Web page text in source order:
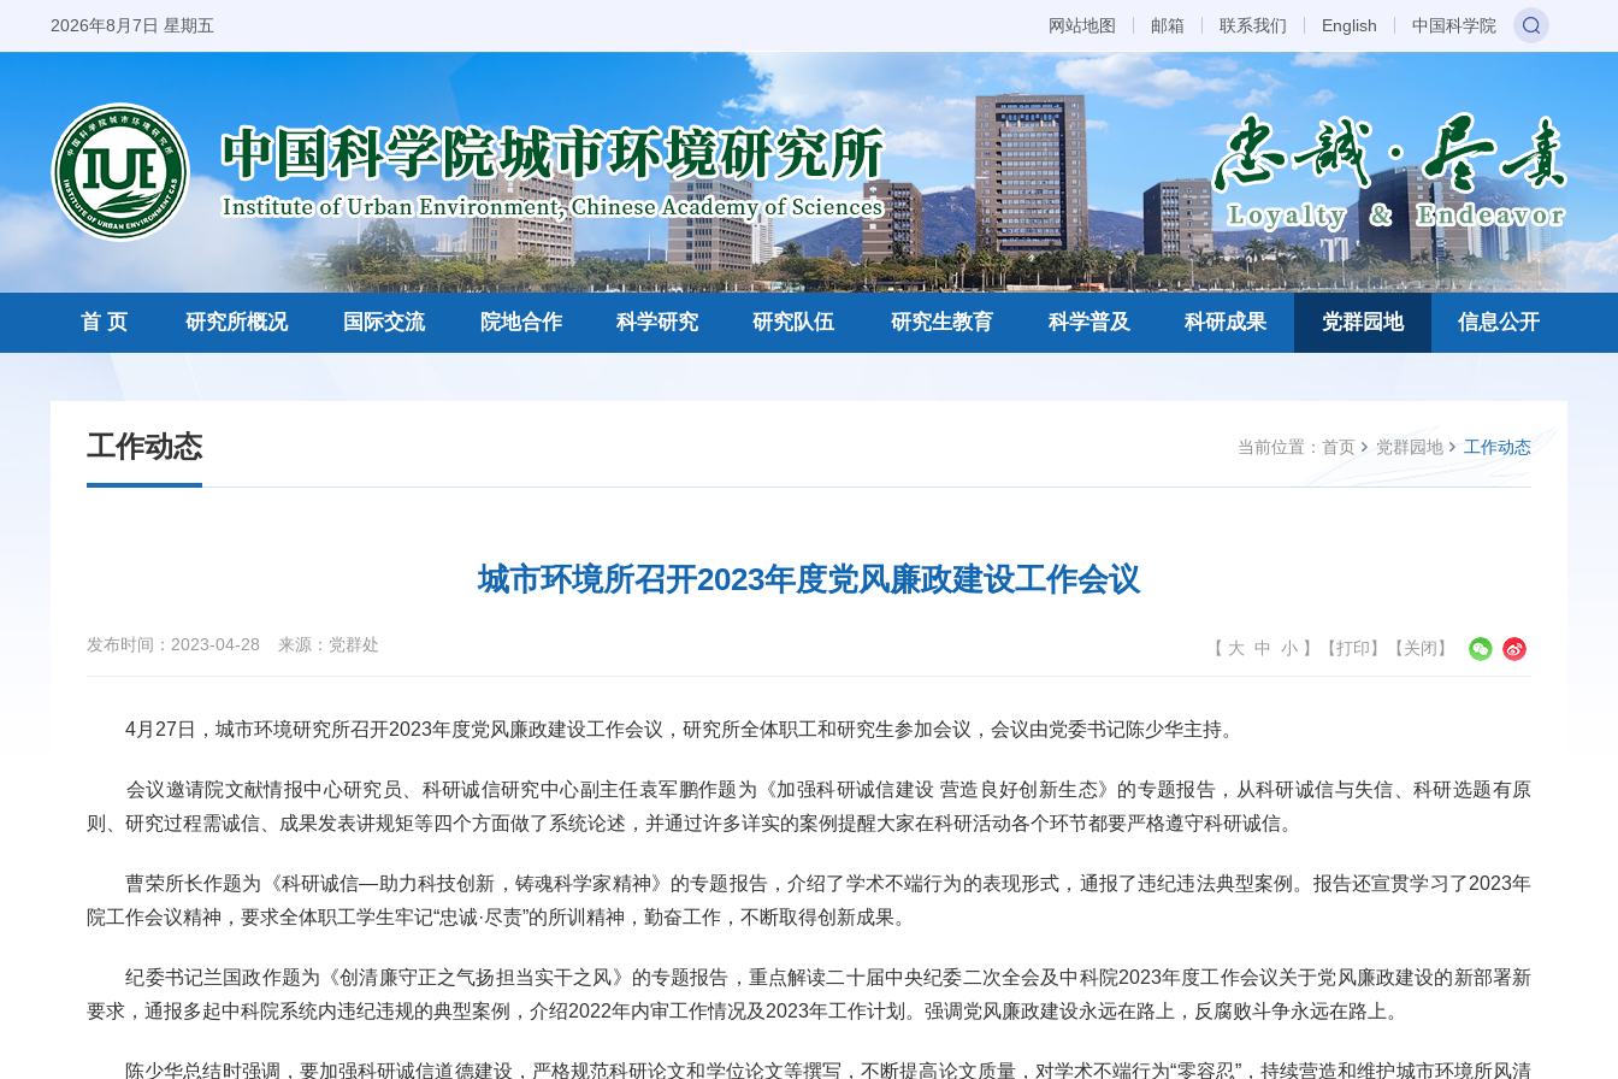
2026年8月7日 星期五 网站地图 邮箱 联系我们 English 中国科学院
首 页 研究所概况 国际交流 院地合作 科学研究 研究队伍 研究生教育 科学普及 科研成果 党群园地 信息公开
当前位置： 首页 党群园地 工作动态
工作动态
城市环境所召开2023年度党风廉政建设工作会议
发布时间：2023-04-28 来源：党群处 【 大 中 小 】 【打印】【关闭】
4月 27 日，城市环境研究所召开2023年度党风廉政建设工作会议，研究所全体职工和研究生参加会议，会议由党委书记陈少华主持。
会议邀请院文献情报中心研究员、科研诚信研究中心副主任袁军鹏作题为《加强科研诚信建设 营造良好创新生态》的专题报告，从科研诚信与失信、科研选题有原
则、研究过程需诚信、成果发表讲规矩等四个方面做了系统论述，并通过许多详实的案例提醒大家在科研活动各个环节都要严格遵守科研诚信。
曹荣所长作题为《科研诚信—助力科技创新，铸魂科学家精神》的专题报告，介绍了学术不端行为的表现形式，通报了违纪违法典型案例。报告还宣贯学习了2023年
院工作会议精神，要求全体职工学生牢记“忠诚·尽责”的所训精神，勤奋工作，不断取得创新成果。
纪委书记兰国政作题为《创清廉守正之气扬担当实干之风》的专题报告，重点解读二十届中央纪委二次全会及中科院2023年度工作会议关于党风廉政建设的新部署新
要求，通报多起中科院系统内违纪违规的典型案例，介绍2022年内审工作情况及 2023年工作计划。强调党风廉政建设永远在路上，反腐败斗争永远在路上。
陈少华总结时强调，要加强科研诚信道德建设，严格规范科研论文和学位论文等撰写，不断提高论文质量，对学术不端行为“零容忍”，持续营造和维护城市环境所风清